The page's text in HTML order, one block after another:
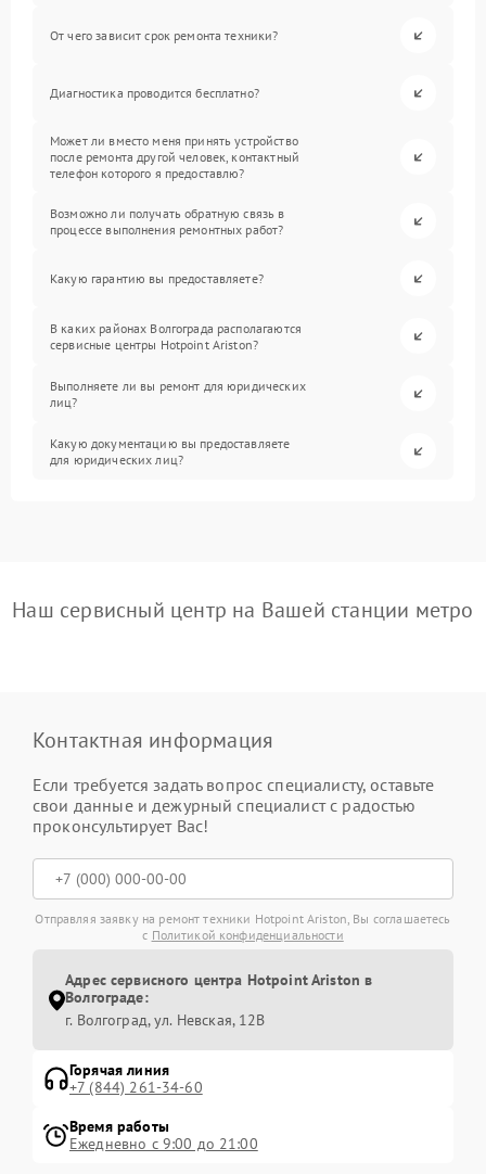
От чего зависит срок ремонта техники?
Диагностика проводится бесплатно?
Может ли вместо меня принять устройство
после ремонта другой человек, контактный
телефон которого я предоставлю?
Возможно ли получать обратную связь в
процессе выполнения ремонтных работ?
Какую гарантию вы предоставляете?
В каких районах Волгограда располагаются
сервисные центры Hotpoint Ariston?
Выполняете ли вы ремонт для юридических
лиц?
Какую документацию вы предоставляете
для юридических лиц?
Наш сервисный центр на Вашей станции метро
Контактная информация
Если требуется задать вопрос специалисту, оставьте
свои данные и дежурный специалист с радостью
проконсультирует Вас!
Отправляя заявку на ремонт техники Hotpoint Ariston, Вы соглашаетесь
с Политикой конфиденциальности
Адрес сервисного центра Hotpoint Ariston в
Волгограде:
г. Волгоград, ул. Невская, 12В
Горячая линия
+7 (844) 261-34-60
Время работы
Ежедневно с 9:00 до 21:00